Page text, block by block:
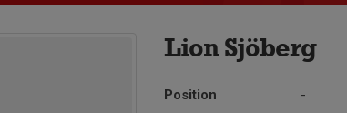
Lion Sjöberg
Position
-